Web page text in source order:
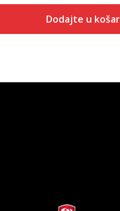
Dodajte u